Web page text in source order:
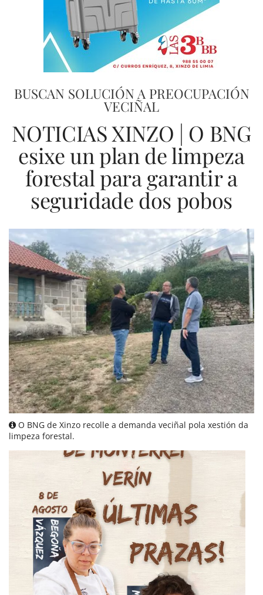
BUSCAN SOLUCIÓN A PREOCUPACIÓN
VECIÑAL
NOTICIAS XINZO | O BNG
esixe un plan de limpeza
forestal para garantir a
seguridade dos pobos
O BNG de Xinzo recolle a demanda veciñal pola xestión da
limpeza forestal.